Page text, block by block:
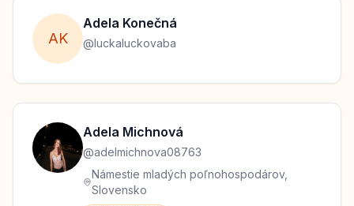
AK
Adela Konečná
@luckaluckovaba
Adela Michnová
@adelmichnova08763
Námestie mladých poľnohospodárov,
Slovensko